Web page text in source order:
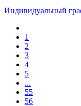
Индивидуальный
1
2
3
4
5
...
55
56